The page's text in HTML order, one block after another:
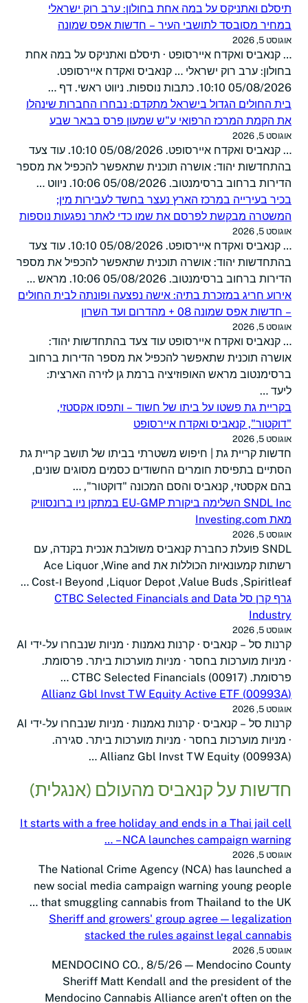
תיסלם ואתניקס על במה אחת בחולון: ערב רוק ישראלי
במחיר מסובסד לתושבי העיר – חדשות אפס שמונה
אוגוסט 5, 2026
… קנאביס ואקדח איירסופט · תיסלם ואתניקס על במה אחת
בחולון: ערב רוק ישראלי … קנאביס ואקדח איירסופט.
05/08/2026 10:10. כתבות נוספות. ניווט ראשי. דף …
בית החולים הגדול בישראל מתקדם: נבחרו החברות שינהלו
את הקמת המרכז הרפואי ע"ש שמעון פרס בבאר שבע
אוגוסט 5, 2026
… קנאביס ואקדח איירסופט. 05/08/2026 10:10. עוד צעד
בהתחדשות יהוד: אושרה תוכנית שתאפשר להכפיל את מספר
הדירות ברחוב ברסימנטוב. 05/08/2026 10:06. ניווט …
בכיר בעירייה במרכז הארץ נעצר בחשד לעבירות מין;
המשטרה מבקשת לפרסם את שמו כדי לאתר נפגעות נוספות
אוגוסט 5, 2026
… קנאביס ואקדח איירסופט. 05/08/2026 10:10. עוד צעד
בהתחדשות יהוד: אושרה תוכנית שתאפשר להכפיל את מספר
הדירות ברחוב ברסימנטוב. 05/08/2026 10:06. מראש …
אירוע חריג במזכרת בתיה: אישה נפצעה ופונתה לבית החולים
– חדשות אפס שמונה 08 + מהדרום ועד השרון
אוגוסט 5, 2026
… קנאביס ואקדח איירסופט עוד צעד בהתחדשות יהוד:
אושרה תוכנית שתאפשר להכפיל את מספר הדירות ברחוב
ברסימנטוב מראש האופוזיציה ברמת גן לזירה הארצית:
ליעד …
בקריית גת פשטו על ביתו של חשוד – ותפסו אקסטזי,
"דוקטור", קנאביס ואקדח איירסופט
אוגוסט 5, 2026
חדשות קריית גת | חיפוש משטרתי בביתו של תושב קריית גת
הסתיים בתפיסת חומרים החשודים כסמים מסוגים שונים,
בהם אקסטזי, קנאביס והסם המכונה "דוקטור", …
SNDL Inc השלימה ביקורת EU-GMP במתקן ניו ברונסוויק
מאת Investing.com
אוגוסט 5, 2026
SNDL פועלת כחברת קנאביס משולבת אנכית בקנדה, עם
רשתות קמעונאיות הכוללות את Ace Liquor ,Wine and
Beyond ,Liquor Depot ,Value Buds ,Spiritleaf ו-Cost …
גרף קרן סל CTBC Selected Financials and Data
Industry
אוגוסט 5, 2026
קרנות סל – קנאביס · קרנות נאמנות · מניות שנבחרו על-ידי AI
· מניות מוערכות בחסר · מניות מוערכות ביתר. פרסומת.
פרסומת. (00917) CTBC Selected Financials …
(00993A) Allianz Gbl Invst TW Equity Active ETF
אוגוסט 5, 2026
קרנות סל – קנאביס · קרנות נאמנות · מניות שנבחרו על-ידי AI
· מניות מוערכות בחסר · מניות מוערכות ביתר. סגירה.
(00993A) Allianz Gbl Invst TW Equity …
חדשות על קנאביס מהעולם (אנגלית)
It starts with a free holiday and ends in a Thai jail cell
– NCA launches campaign warning …
אוגוסט 5, 2026
The National Crime Agency (NCA) has launched a
new social media campaign warning young people
that smuggling cannabis from Thailand to the UK …
Sheriff and growers' group agree — legalization
stacked the rules against legal cannabis
אוגוסט 5, 2026
MENDOCINO CO., 8/5/26 — Mendocino County
Sheriff Matt Kendall and the president of the
Mendocino Cannabis Alliance aren't often on the